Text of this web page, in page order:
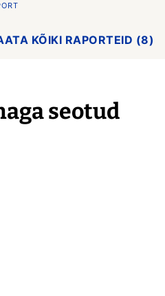
KÕIKI RAPORTEID (8)
seotud